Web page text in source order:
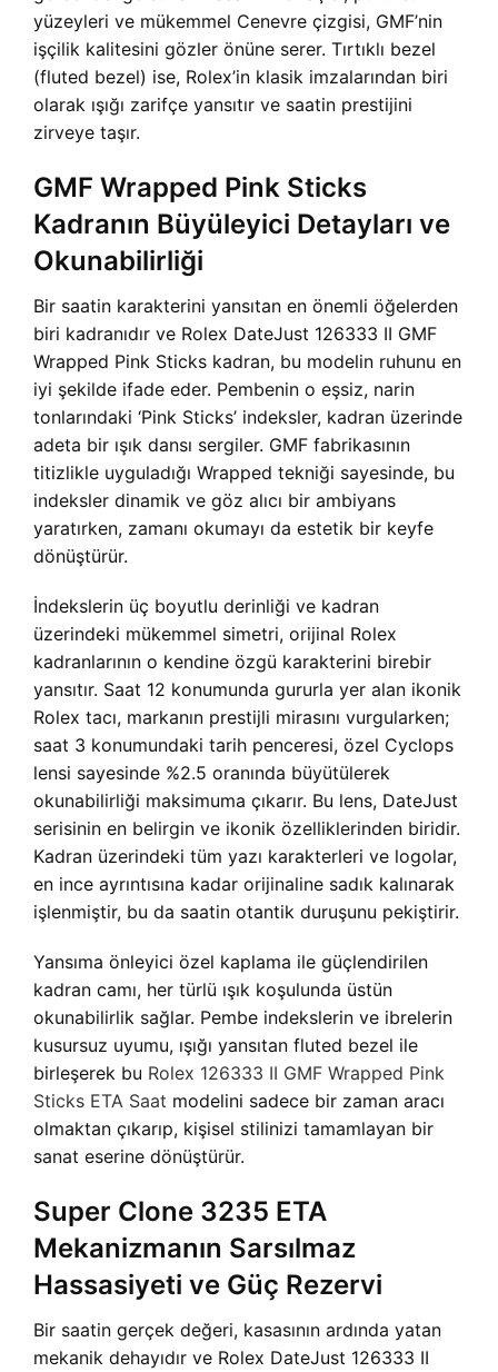
yüzeyleri ve mükemmel Cenevre çizgisi, GMF’nin
işçilik kalitesini gözler önüne serer. Tırtıklı bezel
(fluted bezel) ise, Rolex’in klasik imzalarından biri
olarak ışığı zarifçe yansıtır ve saatin prestijini
zirveye taşır.
GMF Wrapped Pink Sticks
Kadranın Büyüleyici Detayları ve
Okunabilirliği
Bir saatin karakterini yansıtan en önemli öğelerden
biri kadranıdır ve Rolex DateJust 126333 II GMF
Wrapped Pink Sticks kadran, bu modelin ruhunu en
iyi şekilde ifade eder. Pembenin o eşsiz, narin
tonlarındaki ‘Pink Sticks’ indeksler, kadran üzerinde
adeta bir ışık dansı sergiler. GMF fabrikasının
titizlikle uyguladığı Wrapped tekniği sayesinde, bu
indeksler dinamik ve göz alıcı bir ambiyans
yaratırken, zamanı okumayı da estetik bir keyfe
dönüştürür.
İndekslerin üç boyutlu derinliği ve kadran
üzerindeki mükemmel simetri, orijinal Rolex
kadranlarının o kendine özgü karakterini birebir
yansıtır. Saat 12 konumunda gururla yer alan ikonik
Rolex tacı, markanın prestijli mirasını vurgularken;
saat 3 konumundaki tarih penceresi, özel Cyclops
lensi sayesinde %2.5 oranında büyütülerek
okunabilirliği maksimuma çıkarır. Bu lens, DateJust
serisinin en belirgin ve ikonik özelliklerinden biridir.
Kadran üzerindeki tüm yazı karakterleri ve logolar,
en ince ayrıntısına kadar orijinaline sadık kalınarak
işlenmiştir, bu da saatin otantik duruşunu pekiştirir.
Yansıma önleyici özel kaplama ile güçlendirilen
kadran camı, her türlü ışık koşulunda üstün
okunabilirlik sağlar. Pembe indekslerin ve ibrelerin
kusursuz uyumu, ışığı yansıtan fluted bezel ile
birleşerek bu Rolex 126333 II GMF Wrapped Pink
Sticks ETA Saat modelini sadece bir zaman aracı
olmaktan çıkarıp, kişisel stilinizi tamamlayan bir
sanat eserine dönüştürür.
Super Clone 3235 ETA
Mekanizmanın Sarsılmaz
Hassasiyeti ve Güç Rezervi
Bir saatin gerçek değeri, kasasının ardında yatan
mekanik dehayıdır ve Rolex DateJust 126333 II